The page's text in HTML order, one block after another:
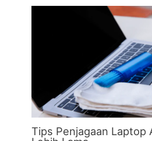
Tips Penjagaan Laptop